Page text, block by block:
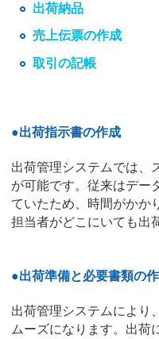
出荷納品
売上伝票の作成
取引の記帳
●出荷指示書の作成
出荷管理システムでは、
が可能です。従来はデー
ていたため、時間がかか
担当者がどこにいても出
●出荷準備と必要書類の
出荷管理システムにより
ムーズになります。出荷